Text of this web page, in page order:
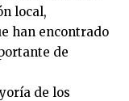
local,
han encontrado
de
de los